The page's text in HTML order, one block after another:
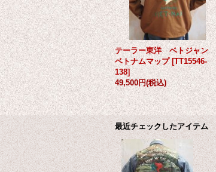
テーラー東洋 ベトジャン
ベトナムマップ [TT15546-
138]
49,500円(税込)
最近チェックしたアイテム